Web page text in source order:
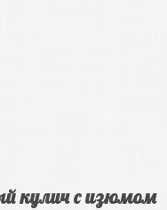
кулич с изюмом